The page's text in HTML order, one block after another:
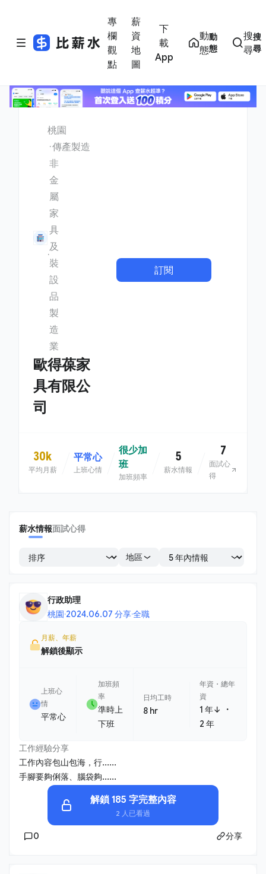
專
欄
觀
點
薪
資
地
圖
下
載
App
動
態
動
態
搜
尋
搜
尋
桃園
傳產製造
非
金
屬
家
具
及
裝
設
品
製
造
業
歐得葆家
具有限公
司
訂閱
30k
平均月薪
平常心
上班心情
很少加
班
加班頻率
5
薪水情報
7
面試心
得
薪水情報面試心得
地區
行政助理
桃園·2024.06.07 分享·全職
月薪、年薪
解鎖後顯示
上班心
情
平常心
加班頻
率
準時上
下班
日均工時
8 hr
年資・總年
資
1 年↓ ・
2 年
工作經驗分享
工作內容包山包海，行......
手腳要夠俐落、腦袋夠......
解鎖 185 字完整內容
2 人已看過
0 分享